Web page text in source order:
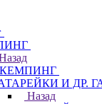
КЕМПИНГ
И ДР.
Назад